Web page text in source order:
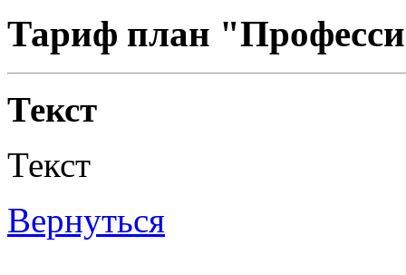
Тариф план
Текст
Текст
Вернуться